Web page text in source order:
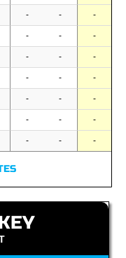
- - -
- - -
- - -
- - -
- - -
- - -
- - -